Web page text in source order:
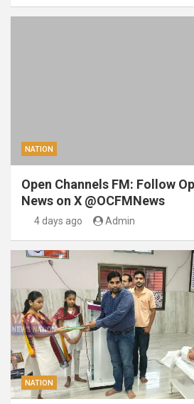
NATION
Open Channels FM: Follow
News on X @OCFMNews
4 days ago Admin
NATION